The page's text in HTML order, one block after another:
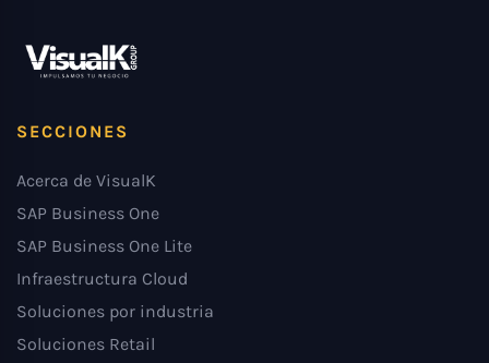
SECCIONES
Acerca de VisualK
SAP Business One
SAP Business One Lite
Infraestructura Cloud
Soluciones por industria
Soluciones Retail